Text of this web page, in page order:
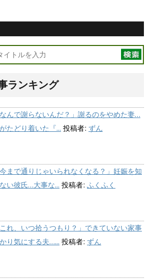
ランキング
なんで謝らないんだ？」謝るのをやめた妻…
たどり着いた『... 投稿者: ずん
今まで通りじゃいられなくなる？」妊娠を知
い彼氏…大事な... 投稿者: ふくふく
これ、いつ拾うつもり？」できていない家事
り気にする夫…... 投稿者: ずん